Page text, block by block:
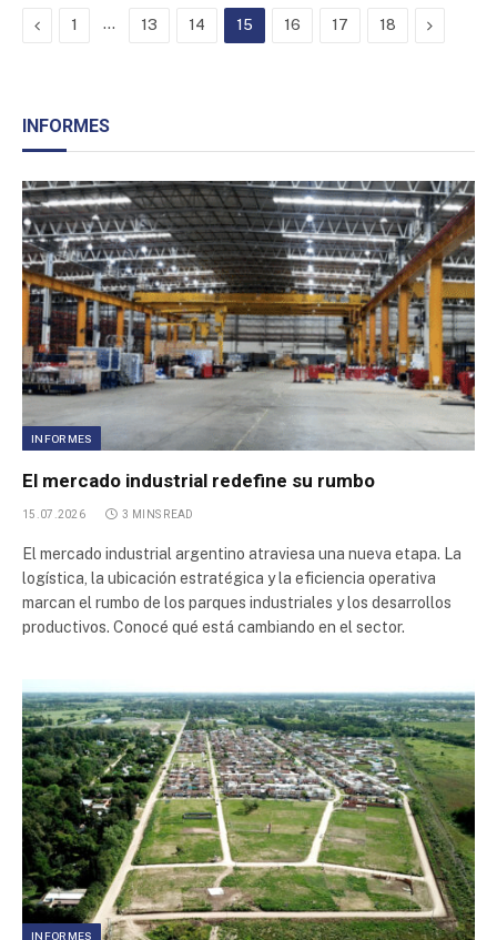
Previous
1 … 13 14 15 16 17 18 Next
INFORMES
INFORMES
El mercado industrial redefine su rumbo
15.07.2026 3 MINS READ
El mercado industrial argentino atraviesa una nueva etapa. La
logística, la ubicación estratégica y la eficiencia operativa
marcan el rumbo de los parques industriales y los desarrollos
productivos. Conocé qué está cambiando en el sector.
INFORMES